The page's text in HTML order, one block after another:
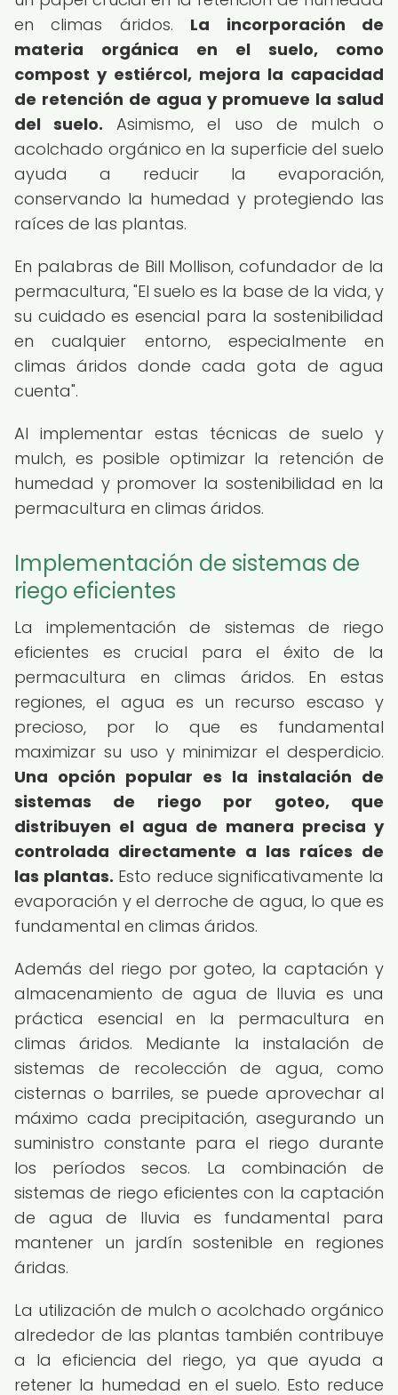
en climas áridos. La incorporación de
materia orgánica en el suelo, como
compost y estiércol, mejora la capacidad
de retención de agua y promueve la salud
del suelo. Asimismo, el uso de mulch o
acolchado orgánico en la superficie del suelo
ayuda a reducir la evaporación,
conservando la humedad y protegiendo las
raíces de las plantas.
En palabras de Bill Mollison, cofundador de la
permacultura, "El suelo es la base de la vida, y
su cuidado es esencial para la sostenibilidad
en cualquier entorno, especialmente en
climas áridos donde cada gota de agua
cuenta".
Al implementar estas técnicas de suelo y
mulch, es posible optimizar la retención de
humedad y promover la sostenibilidad en la
permacultura en climas áridos.
Implementación de sistemas de
riego eficientes
La implementación de sistemas de riego
eficientes es crucial para el éxito de la
permacultura en climas áridos. En estas
regiones, el agua es un recurso escaso y
precioso, por lo que es fundamental
maximizar su uso y minimizar el desperdicio.
Una opción popular es la instalación de
sistemas de riego por goteo, que
distribuyen el agua de manera precisa y
controlada directamente a las raíces de
las plantas. Esto reduce significativamente la
evaporación y el derroche de agua, lo que es
fundamental en climas áridos.
Además del riego por goteo, la captación y
almacenamiento de agua de lluvia es una
práctica esencial en la permacultura en
climas áridos. Mediante la instalación de
sistemas de recolección de agua, como
cisternas o barriles, se puede aprovechar al
máximo cada precipitación, asegurando un
suministro constante para el riego durante
los períodos secos. La combinación de
sistemas de riego eficientes con la captación
de agua de lluvia es fundamental para
mantener un jardín sostenible en regiones
áridas.
La utilización de mulch o acolchado orgánico
alrededor de las plantas también contribuye
a la eficiencia del riego, ya que ayuda a
retener la humedad en el suelo. Esto reduce